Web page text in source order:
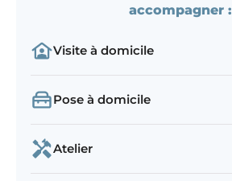
accompagner :
Visite à domicile
Pose à domicile
Atelier